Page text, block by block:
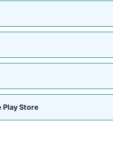
Play Store